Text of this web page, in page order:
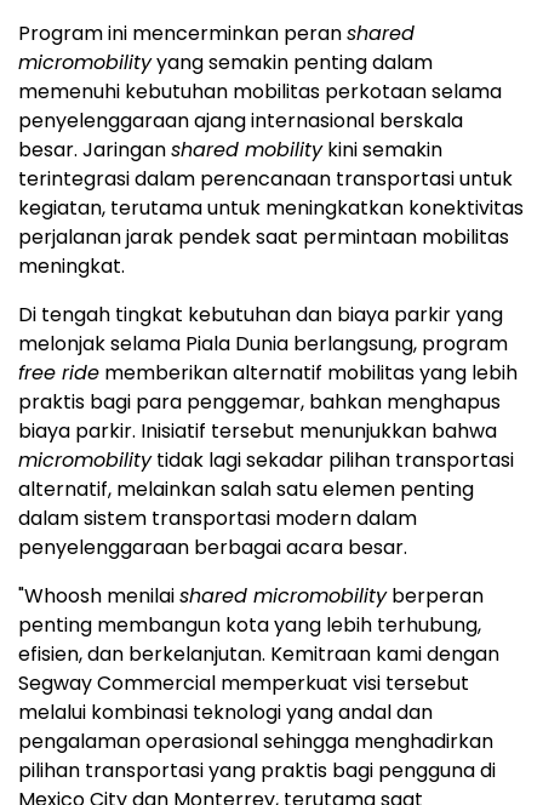
Program ini mencerminkan peranshared
micromobilityyang semakin penting dalam
memenuhi kebutuhan mobilitas perkotaan selama
penyelenggaraan ajang internasional berskala
besar. Jaringanshared mobilitykini semakin
terintegrasi dalam perencanaan transportasi untuk
kegiatan, terutama untuk meningkatkan konektivitas
perjalanan jarak pendek saat permintaan mobilitas
meningkat.
Di tengah tingkat kebutuhan dan biaya parkir yang
melonjak selama Piala Dunia berlangsung, program
free ride memberikan alternatif mobilitas yang lebih
praktis bagi para penggemar, bahkan menghapus
biaya parkir. Inisiatif tersebut menunjukkan bahwa
micromobilitytidak lagi sekadar pilihan transportasi
alternatif, melainkan salah satu elemen penting
dalam sistem transportasi modern dalam
penyelenggaraan berbagai acara besar.
"Whoosh menilaishared micromobilityberperan
penting membangun kota yang lebih terhubung,
efisien, dan berkelanjutan. Kemitraan kami dengan
Segway Commercial memperkuat visi tersebut
melalui kombinasi teknologi yang andal dan
pengalaman operasional sehingga menghadirkan
pilihan transportasi yang praktis bagi pengguna di
Mexico City dan Monterrey, terutama saat